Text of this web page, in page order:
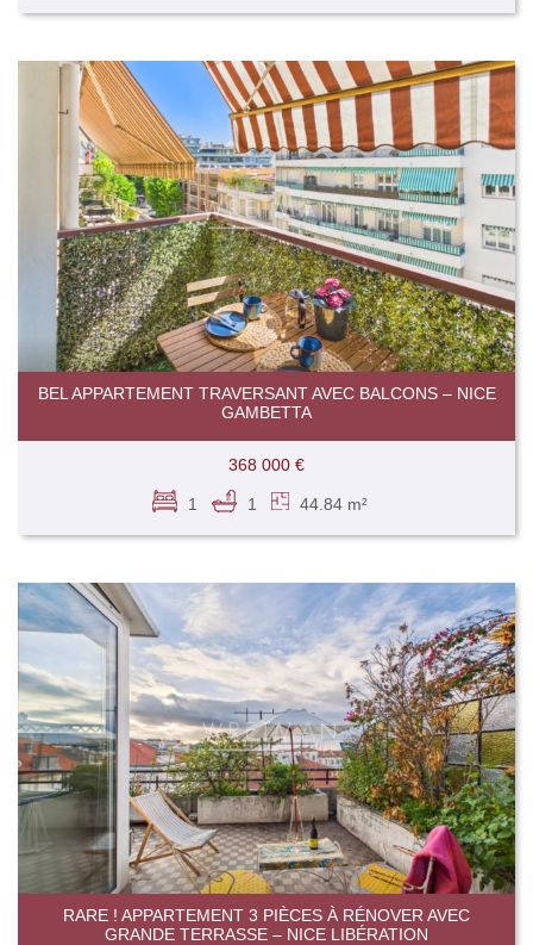
BEL APPARTEMENT TRAVERSANT AVEC BALCONS – NICE
GAMBETTA
368 000 €
1 1 44.84 m²
RARE ! APPARTEMENT 3 PIÈCES À RÉNOVER AVEC
GRANDE TERRASSE – NICE LIBÉRATION